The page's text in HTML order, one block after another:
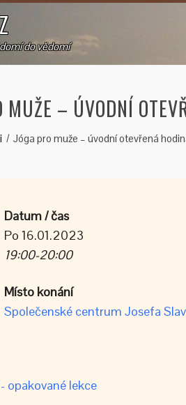
do vědomí
MUŽE – ÚVODNÍ
Jóga pro muže – úvodní otevřená
Datum / čas
Po 16.01.2023
19:00-20:00
Místo konání
Společenské centrum Josefa
opakované lekce